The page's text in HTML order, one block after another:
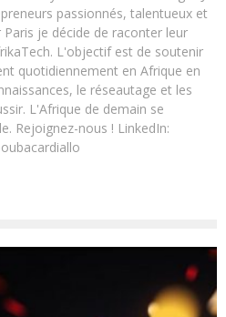
passionnés, talentueux et
je décide de raconter leur
L'objectif est de soutenir
quotidiennement en Afrique en
le réseautage et les
L'Afrique de demain se
Rejoignez-nous ! LinkedIn: